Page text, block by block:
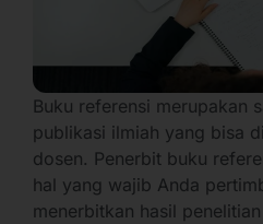
Buku referensi merupakan
publikasi ilmiah yang bisa
dosen. Penerbit buku
hal yang wajib Anda
menerbitkan hasil